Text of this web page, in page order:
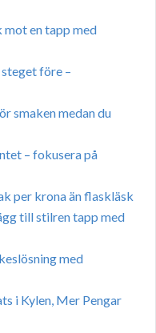
en tapp med
före –
smaken medan du
– fokusera på
per krona än flaskläsk
till stilren tapp med
med
i Kylen, Mer Pengar